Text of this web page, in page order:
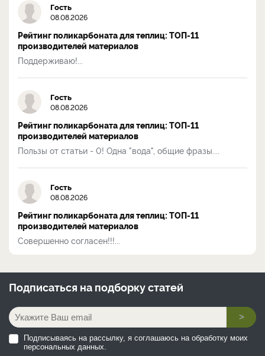
Гость
08.08.2026
Рейтинг поликарбоната для теплиц: ТОП-11
производителей материалов
Поддерживаю!...
Гость
08.08.2026
Рейтинг поликарбоната для теплиц: ТОП-11
производителей материалов
Пользы от статьи - 0! Одна "вода", общие фразы....
Гость
08.08.2026
Рейтинг поликарбоната для теплиц: ТОП-11
производителей материалов
Совершенно согласен!!!...
Подписаться на подборку статей
>
Подписываясь на рассылку, я соглашаюсь на обработку моих
персональных данных.